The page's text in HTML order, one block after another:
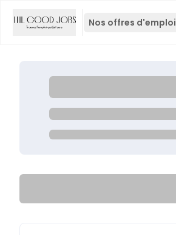
Nos offres d'emploi